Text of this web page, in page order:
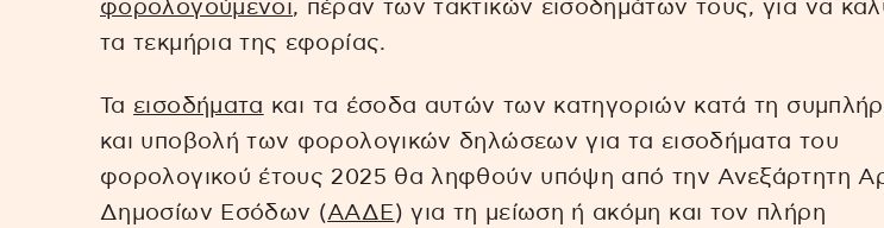
φορολογούμενοι, πέραν των τακτικών εισοδημάτων τους, για να
τα τεκμήρια της εφορίας.
Τα εισοδήματα και τα έσοδα αυτών των κατηγοριών κατά τη
και υποβολή των φορολογικών δηλώσεων για τα εισοδήματα του
φορολογικού έτους 2025 θα ληφθούν υπόψη από την Ανεξάρτητη
Δημοσίων Εσόδων (ΑΑΔΕ) για τη μείωση ή ακόμη και τον πλήρη